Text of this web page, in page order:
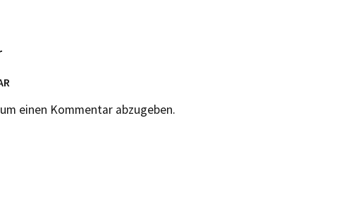
einen Kommentar abzugeben.